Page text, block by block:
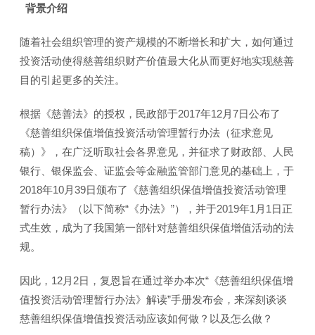
背景介绍
随着社会组织管理的资产规模的不断增长和扩大，如何通过
投资活动使得慈善组织财产价值最大化从而更好地实现慈善
目的引起更多的关注。
根据《慈善法》的授权，民政部于2017年12月7日公布了
《慈善组织保值增值投资活动管理暂行办法（征求意见
稿）》，在广泛听取社会各界意见，并征求了财政部、人民
银行、银保监会、证监会等金融监管部门意见的基础上，于
2018年10月39日颁布了《慈善组织保值增值投资活动管理
暂行办法》（以下简称“《办法》”），并于2019年1月1日正
式生效，成为了我国第一部针对慈善组织保值增值活动的法
规。
因此，12月2日，复恩旨在通过举办本次“《慈善组织保值增
值投资活动管理暂行办法》解读”手册发布会，来深刻谈谈
慈善组织保值增值投资活动应该如何做？以及怎么做？